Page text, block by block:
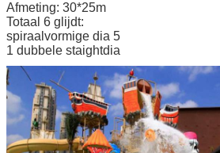
Afmeting: 30*25m
Totaal 6 glijdt:
spiraalvormige dia 5
1 dubbele staightdia